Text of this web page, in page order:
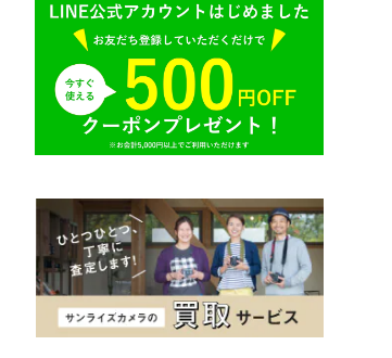
SONY（ソニー）
SIGMA（シグマ）
TAMRON（タムロン）
K&F（ケーアンドエフ）
AR（コニカ）
O（その他）